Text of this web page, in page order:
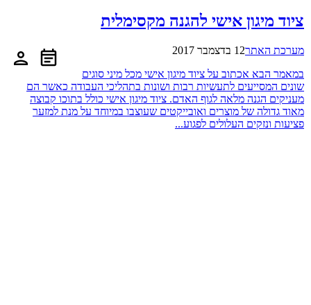
ציוד מיגון אישי להגנה מקסימלית
מערכת האתר12 בדצמבר 2017
במאמר הבא אכתוב על ציוד מיגון אישי מכל מיני סוגים
שונים המסייעים לתעשיות רבות ושונות בתהליכי העבודה כאשר הם
מעניקים הגנה מלאה לגוף האדם. ציוד מיגון אישי כולל בתוכו קבוצה
מאוד גדולה של מוצרים ואובייקטים שעוצבו במיוחד על מנת למזער
פציעות ונזקים העלולים לפגוע...